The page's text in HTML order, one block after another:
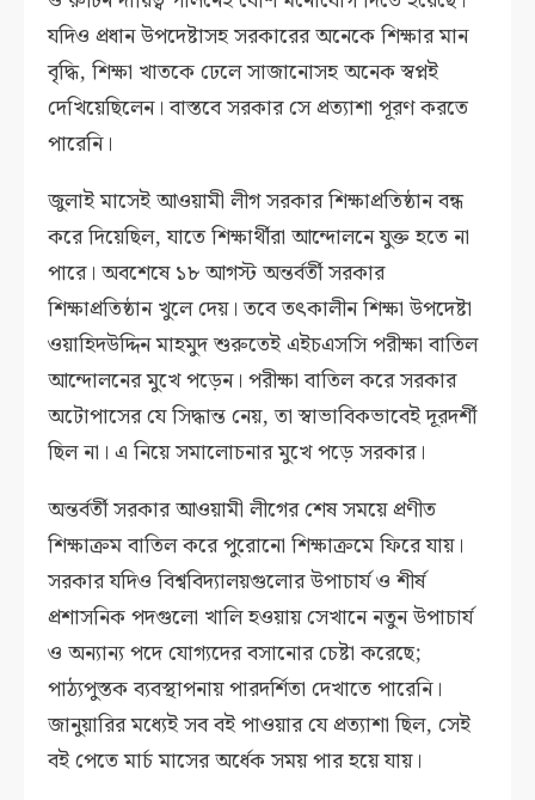
যদিও প্রধান উপদেষ্টাসহ সরকারের অনেকে শিক্ষার মান
বৃদ্ধি, শিক্ষা খাতকে ঢেলে সাজানোসহ অনেক স্বপ্নই
দেখিয়েছিলেন। বাস্তবে সরকার সে প্রত্যাশা পূরণ করতে
পারেনি।
জুলাই মাসেই আওয়ামী লীগ সরকার শিক্ষাপ্রতিষ্ঠান বন্ধ
করে দিয়েছিল, যাতে শিক্ষার্থীরা আন্দোলনে যুক্ত হতে না
পারে। অবশেষে ১৮ আগস্ট অন্তর্বর্তী সরকার
শিক্ষাপ্রতিষ্ঠান খুলে দেয়। তবে তৎকালীন শিক্ষা উপদেষ্টা
ওয়াহিদউদ্দিন মাহমুদ শুরুতেই এইচএসসি পরীক্ষা বাতিল
আন্দোলনের মুখে পড়েন। পরীক্ষা বাতিল করে সরকার
অটোপাসের যে সিদ্ধান্ত নেয়, তা স্বাভাবিকভাবেই দূরদর্শী
ছিল না। এ নিয়ে সমালোচনার মুখে পড়ে সরকার।
অন্তর্বর্তী সরকার আওয়ামী লীগের শেষ সময়ে প্রণীত
শিক্ষাক্রম বাতিল করে পুরোনো শিক্ষাক্রমে ফিরে যায়।
সরকার যদিও বিশ্ববিদ্যালয়গুলোর উপাচার্য ও শীর্ষ
প্রশাসনিক পদগুলো খালি হওয়ায় সেখানে নতুন উপাচার্য
ও অন্যান্য পদে যোগ্যদের বসানোর চেষ্টা করেছে;
পাঠ্যপুস্তক ব্যবস্থাপনায় পারদর্শিতা দেখাতে পারেনি।
জানুয়ারির মধ্যেই সব বই পাওয়ার যে প্রত্যাশা ছিল, সেই
বই পেতে মার্চ মাসের অর্ধেক সময় পার হয়ে যায়।